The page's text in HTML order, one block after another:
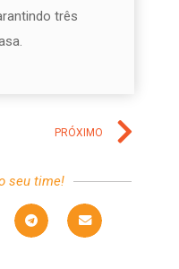
três
PRÓXIMO
seu time!